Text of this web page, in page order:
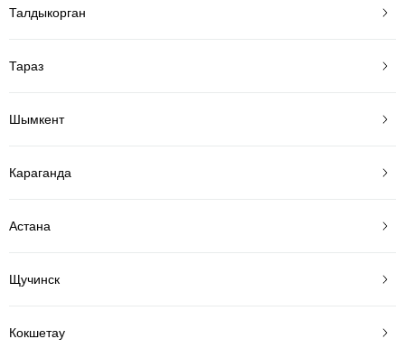
Талдыкорган
Тараз
Шымкент
Караганда
Астана
Щучинск
Кокшетау